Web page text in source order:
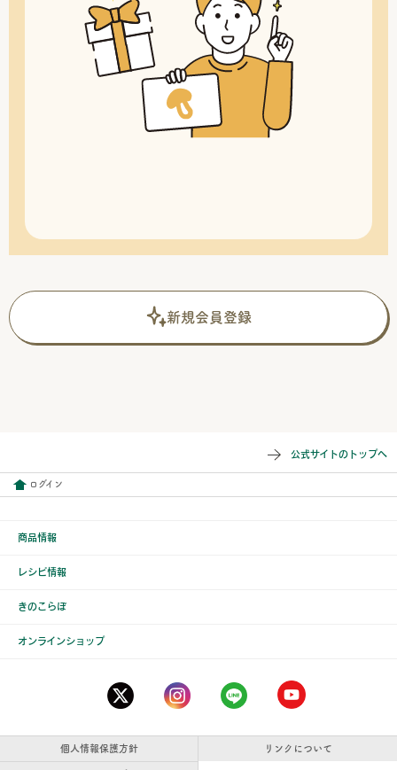
新規会員登録
公式サイトのトップへ
ログイン
商品情報
レシピ情報
きのこらぼ
オンラインショップ
個人情報保護方針 リンクについて